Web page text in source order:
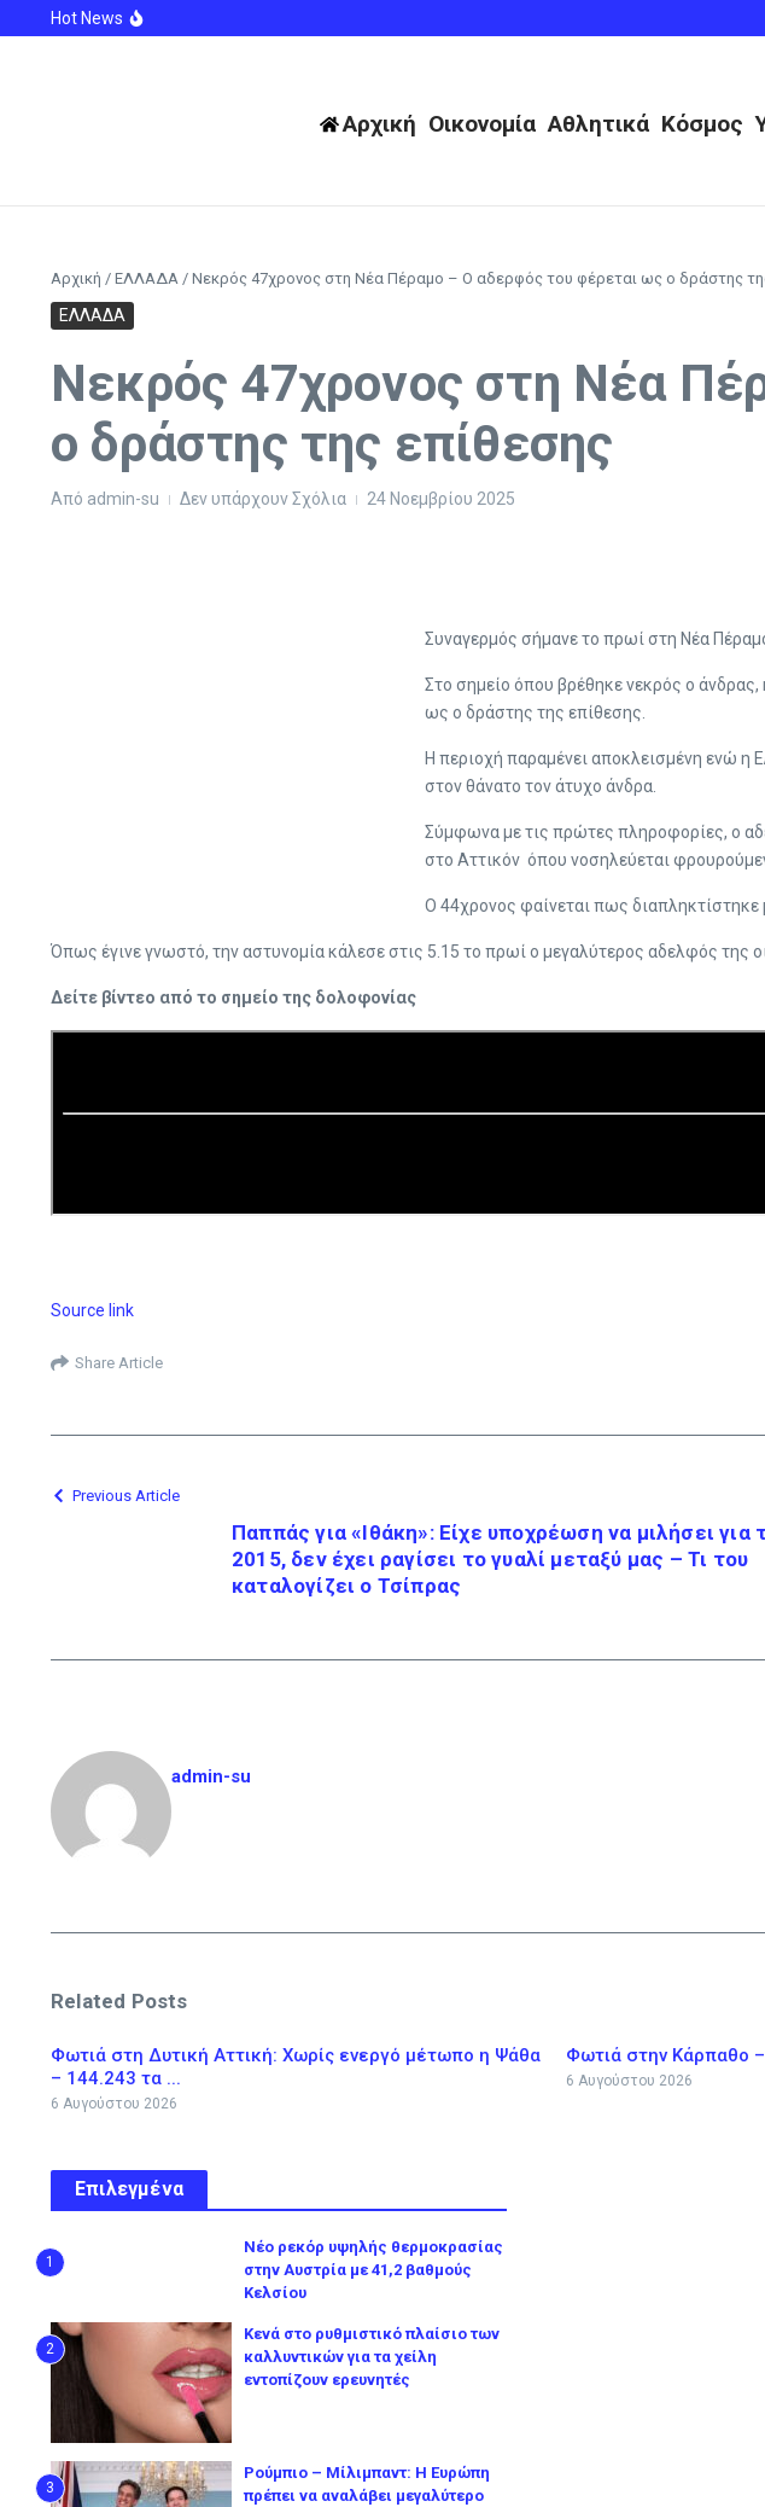
Μετάβαση στο περιεχόμενο
Hot News
Ισραήλ: Ένας νεκρός και 11 τραυματίες από ισραηλινά πλήγματα στον νότιο Λίβανο
Αρχική Οικονομία Αθλητικά Κόσμος
Αρχική / ΕΛΛΑΔΑ / Νεκρός 47χρονος στη Νέα Πέραμο – Ο αδερφός του φέρεται ως ο δράστης
ΕΛΛΑΔΑ
Νεκρός 47χρονος στη Νέα
ο δράστης της επίθεσης
Από admin-su Δεν υπάρχουν Σχόλια 24 Νοεμβρίου 2025
Συναγερμός σήμανε το πρωί στη Νέα
Στο σημείο όπου βρέθηκε νεκρός ο
ως ο δράστης της επίθεσης.
Η περιοχή παραμένει αποκλεισμένη ενώ η
στον θάνατο τον άτυχο άνδρα.
Σύμφωνα με τις πρώτες πληροφορίες, ο
στο Αττικόν όπου νοσηλεύεται
Ο 44χρονος φαίνεται πως διαπληκτίστηκε
Όπως έγινε γνωστό, την αστυνομία κάλεσε στις 5.15 το πρωί ο μεγαλύτερος αδελφός της
Δείτε βίντεο από το σημείο της δολοφονίας
Source link
Share Article
Previous Article
Παππάς για «Ιθάκη»: Είχε υποχρέωση να μιλήσει για
2015, δεν έχει ραγίσει το γυαλί μεταξύ μας – Τι του
καταλογίζει ο Τσίπρας
admin-su
Related Posts
Φωτιά στη Δυτική Αττική: Χωρίς ενεργό μέτωπο η Ψάθα
– 144.243 τα ...
6 Αυγούστου 2026
Φωτιά στην Κάρπαθο
6 Αυγούστου 2026
Επιλεγμένα
1
Νέο ρεκόρ υψηλής θερμοκρασίας
στην Αυστρία με 41,2 βαθμούς
Κελσίου
2
Κενά στο ρυθμιστικό πλαίσιο των
καλλυντικών για τα χείλη
εντοπίζουν ερευνητές
3
Ρούμπιο – Μίλιμπαντ: Η Ευρώπη
πρέπει να αναλάβει μεγαλύτερο